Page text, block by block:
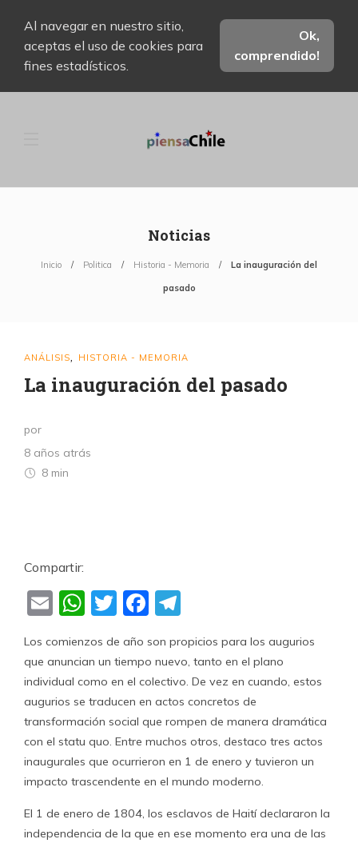
Al navegar en nuestro sitio,
aceptas el uso de cookies para
fines estadísticos.
Ok,
comprendido!
Noticias
Inicio Politica Historia - Memoria La inauguración del
pasado
ANÁLISIS HISTORIA - MEMORIA
La inauguración del pasado
por
8 años atrás
8 min
Compartir:
EmailWhatsApp
TwitterFacebook
Los comienzos de año son propicios para los augurios
que anuncian un tiempo nuevo, tanto en el plano
individual como en el colectivo. De vez en cuando, estos
augurios se traducen en actos concretos de
transformación social que rompen de manera dramática
con el statu quo. Entre muchos otros, destaco tres actos
inaugurales que ocurrieron en 1 de enero y tuvieron un
impacto trascendente en el mundo moderno.
El 1 de enero de 1804, los esclavos de Haití declararon la
independencia de la que en ese momento era una de las